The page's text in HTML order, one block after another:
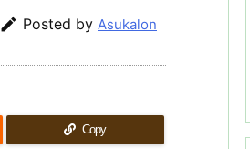
 Posted by Asukalon
Copy